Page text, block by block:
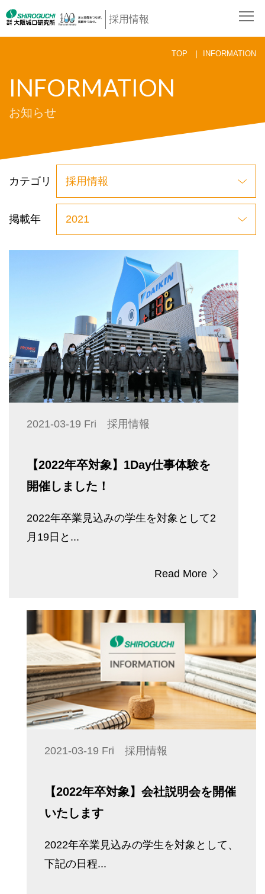
採用情報
TOP INFORMATION
INFORMATION
お知らせ
カテゴリ
掲載年
2021-03-19 Fri 採用情報
【2022年卒対象】1Day仕事体験を
開催しました！
2022年卒業見込みの学生を対象として2
月19日と...
Read More
2021-03-19 Fri 採用情報
【2022年卒対象】会社説明会を開催
いたします
2022年卒業見込みの学生を対象として、
下記の日程...